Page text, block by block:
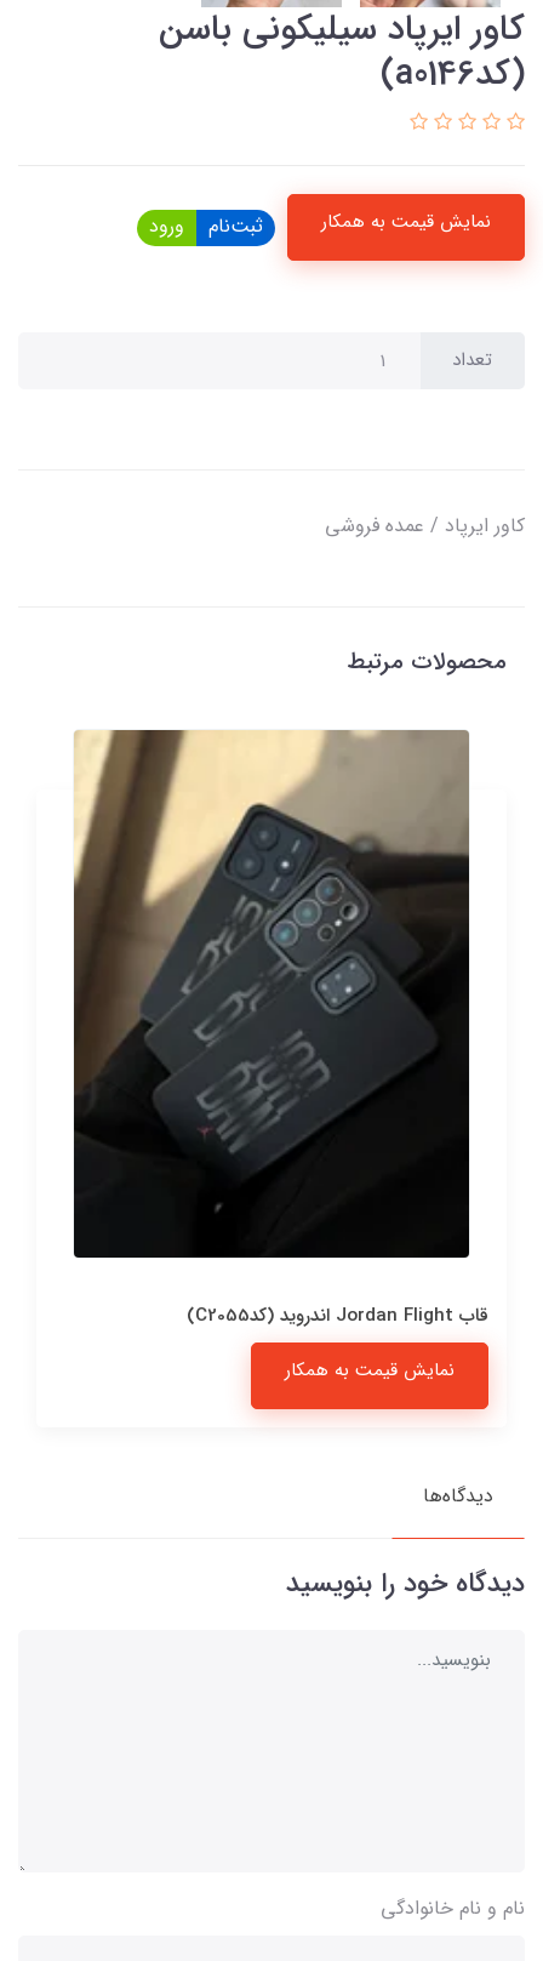
کاور ایرپاد سیلیکونی باسن
(کدa0146)
نمایش قیمت به همکار ثبت‌نام ورود
تعداد
کاور ایرپاد / عمده فروشی
محصولات مرتبط
قاب Jordan Flight اندروید (کدC2055)
نمایش قیمت به همکار
دیدگاه‌ها
دیدگاه خود را بنویسید
نام و نام خانوادگی